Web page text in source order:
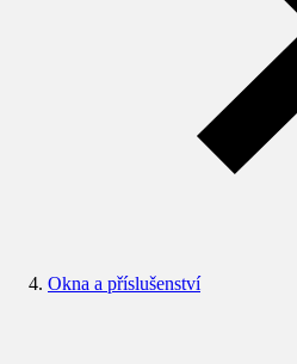
Okna a příslušenství